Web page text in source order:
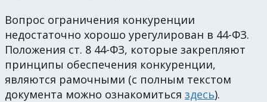
Вопрос ограничения конкуренции
недостаточно хорошо урегулирован в 44-ФЗ.
Положения ст. 8 44-ФЗ, которые закрепляют
принципы обеспечения конкуренции,
являются рамочными (с полным текстом
документа можно ознакомиться здесь).